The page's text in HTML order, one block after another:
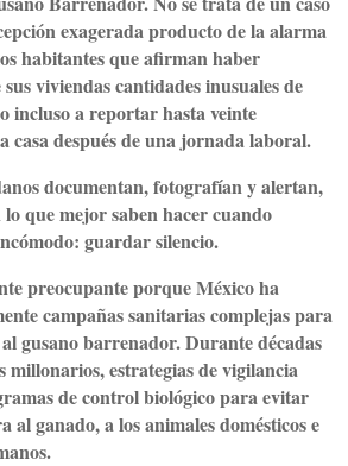
exagerada producto de la alarma
habitantes que afirman haber
viviendas cantidades inusuales de
incluso a reportar hasta veinte
casa después de una jornada laboral.
documentan, fotografían y alertan,
que mejor saben hacer cuando
guardar silencio.
preocupante porque México ha
campañas sanitarias complejas para
gusano barrenador. Durante décadas
millonarios, estrategias de vigilancia
de control biológico para evitar
al ganado, a los animales domésticos e